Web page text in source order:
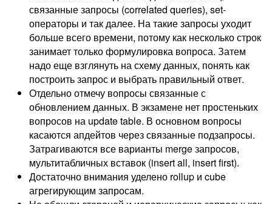
связанные запросы (correlated queries), set-
операторы и так далее. На такие запросы уходит
больше всего времени, потому как несколько строк
занимает только формулировка вопроса. Затем
надо еще взглянуть на схему данных, понять как
построить запрос и выбрать правильный ответ.
Отдельно отмечу вопросы связанные с
обновлением данных. В экзамене нет простеньких
вопросов на update table. В основном вопросы
касаются апдейтов через связанные подзапросы.
Затрагиваются все варианты merge запросов,
мультитабличных вставок (insert all, insert first).
Достаточно внимания уделено rollup и cube
агрегирующим запросам.